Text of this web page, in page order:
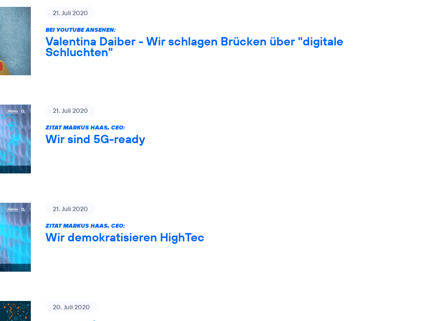
21. Juli 2020
BEI YOUTUBE ANSEHEN:
Valentina Daiber - Wir schlagen Brücken über "digitale
Schluchten"
21. Juli 2020
ZITAT MARKUS HAAS, CEO:
Wir sind 5G-ready
21. Juli 2020
ZITAT MARKUS HAAS, CEO:
Wir demokratisieren HighTec
20. Juli 2020